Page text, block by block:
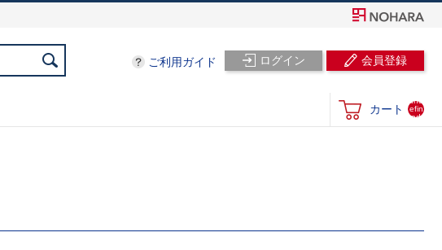
ログイン 会員登録
ご利用ガイド
カート
und
efin
ed